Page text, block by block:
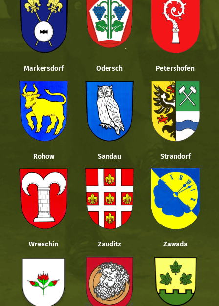
Markersdorf Odersch Petershofen
Rohow Sandau Strandorf
Wreschin Zauditz Zawada